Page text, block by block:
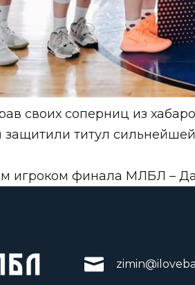
своих соперниц из
защитили титул
финала МЛБЛ –